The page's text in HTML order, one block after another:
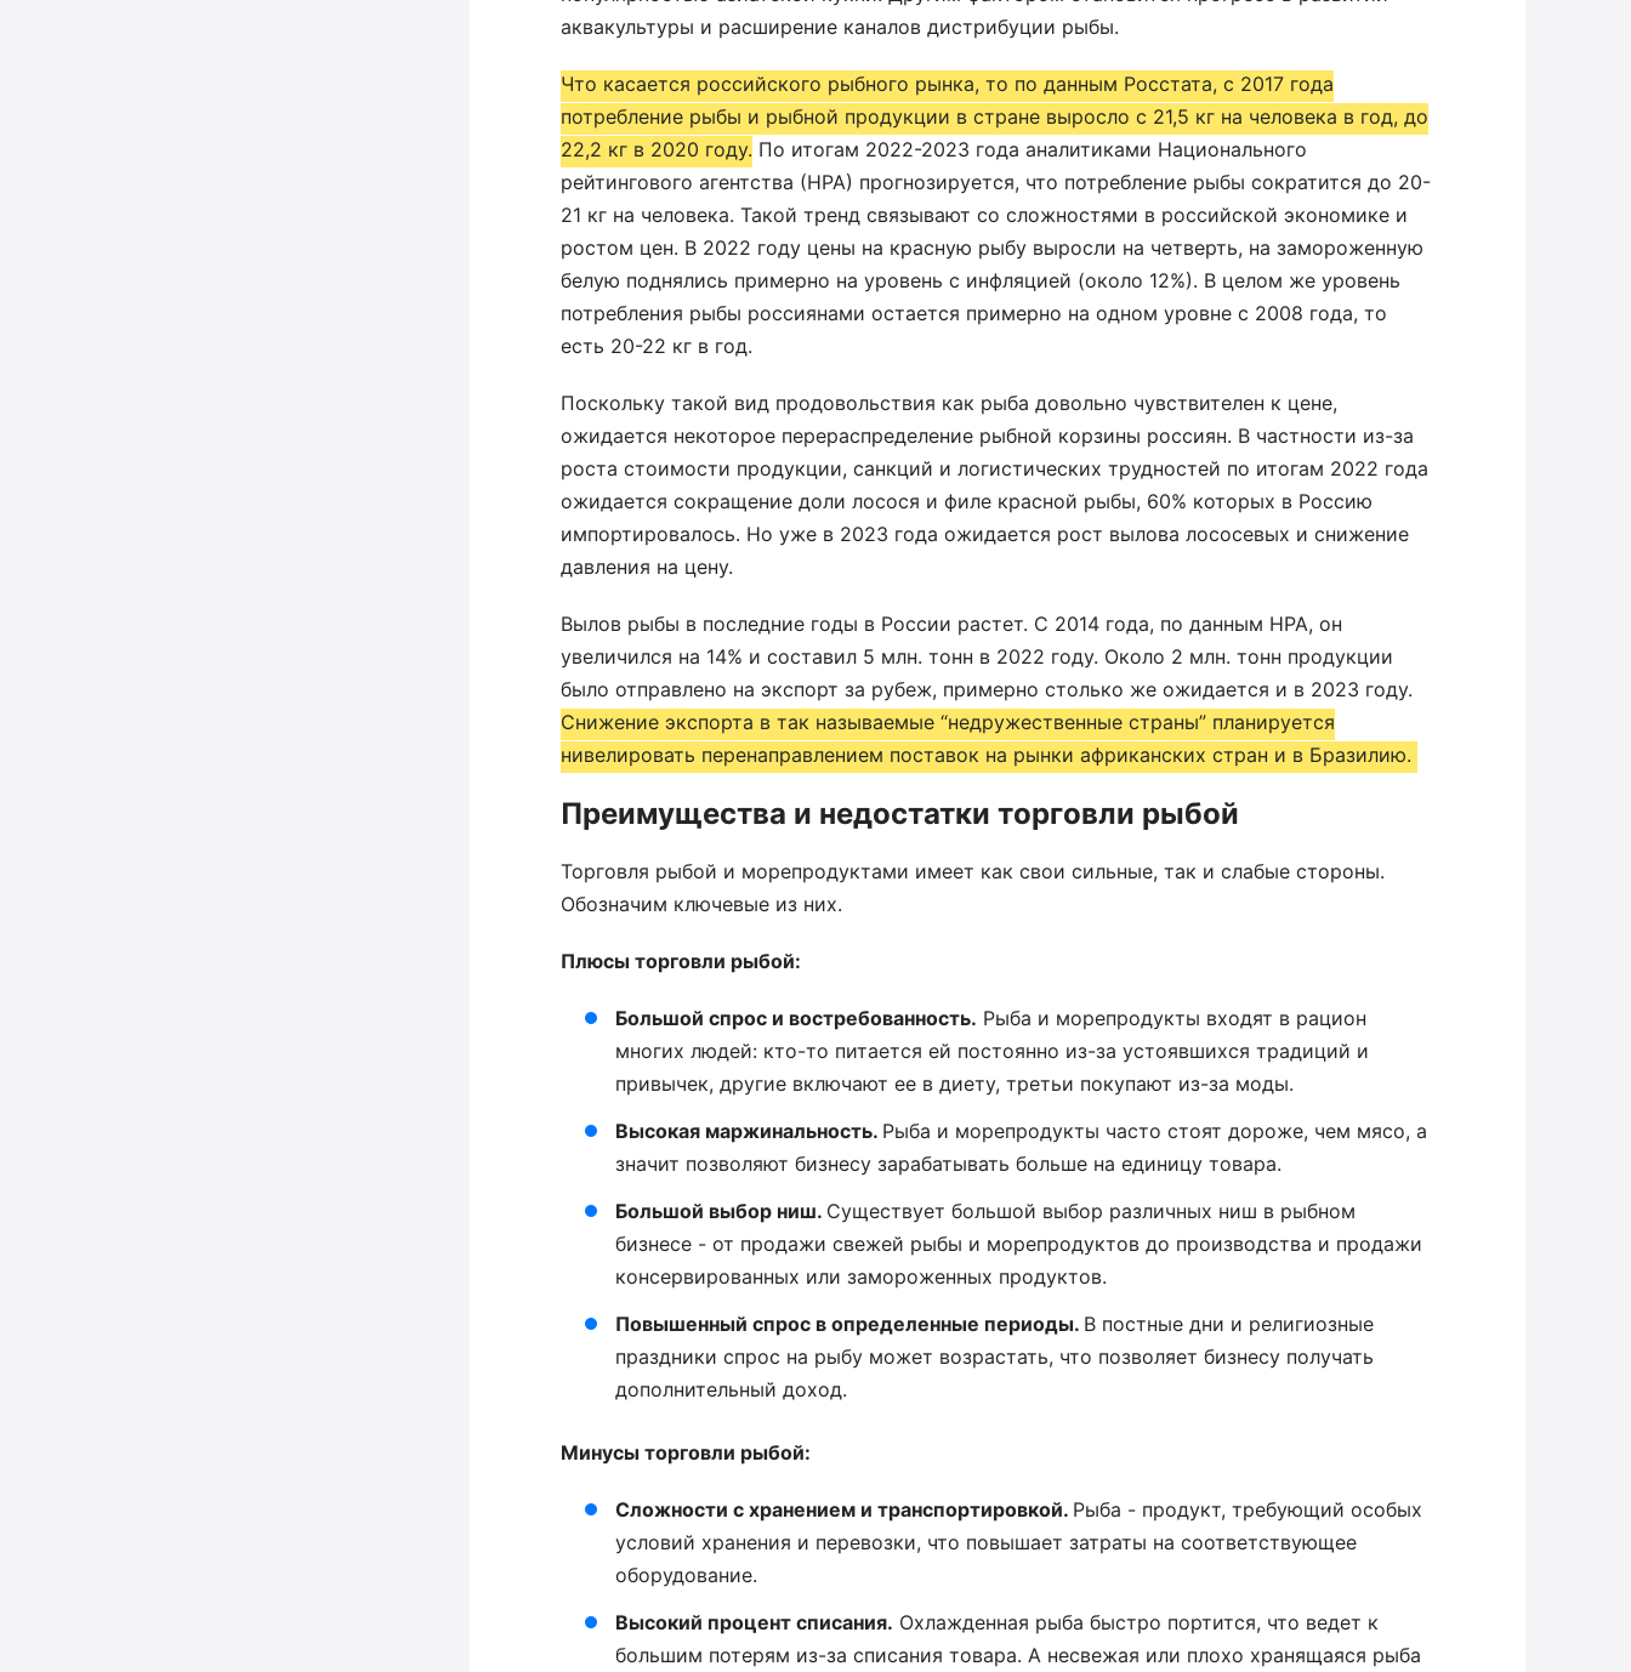
аквакультуры и расширение каналов дистрибуции рыбы.
Что касается российского рыбного рынка, то по данным Росстата, с 2017 года
потребление рыбы и рыбной продукции в стране выросло с 21,5 кг на человека в год, до
22,2 кг в 2020 году. По итогам 2022-2023 года аналитиками Национального
рейтингового агентства (НРА) прогнозируется, что потребление рыбы сократится до 20-
21 кг на человека. Такой тренд связывают со сложностями в российской экономике и
ростом цен. В 2022 году цены на красную рыбу выросли на четверть, на замороженную
белую поднялись примерно на уровень с инфляцией (около 12%). В целом же уровень
потребления рыбы россиянами остается примерно на одном уровне с 2008 года, то
есть 20-22 кг в год.
Поскольку такой вид продовольствия как рыба довольно чувствителен к цене,
ожидается некоторое перераспределение рыбной корзины россиян. В частности из-за
роста стоимости продукции, санкций и логистических трудностей по итогам 2022 года
ожидается сокращение доли лосося и филе красной рыбы, 60% которых в Россию
импортировалось. Но уже в 2023 года ожидается рост вылова лососевых и снижение
давления на цену.
Вылов рыбы в последние годы в России растет. С 2014 года, по данным НРА, он
увеличился на 14% и составил 5 млн. тонн в 2022 году. Около 2 млн. тонн продукции
было отправлено на экспорт за рубеж, примерно столько же ожидается и в 2023 году.
Снижение экспорта в так называемые “недружественные страны” планируется
нивелировать перенаправлением поставок на рынки африканских стран и в Бразилию.
Преимущества и недостатки торговли рыбой
Торговля рыбой и морепродуктами имеет как свои сильные, так и слабые стороны.
Обозначим ключевые из них.
Плюсы торговли рыбой:
Большой спрос и востребованность. Рыба и морепродукты входят в рацион
многих людей: кто-то питается ей постоянно из-за устоявшихся традиций и
привычек, другие включают ее в диету, третьи покупают из-за моды.
Высокая маржинальность. Рыба и морепродукты часто стоят дороже, чем мясо, а
значит позволяют бизнесу зарабатывать больше на единицу товара.
Большой выбор ниш. Существует большой выбор различных ниш в рыбном
бизнесе - от продажи свежей рыбы и морепродуктов до производства и продажи
консервированных или замороженных продуктов.
Повышенный спрос в определенные периоды. В постные дни и религиозные
праздники спрос на рыбу может возрастать, что позволяет бизнесу получать
дополнительный доход.
Минусы торговли рыбой:
Сложности с хранением и транспортировкой. Рыба - продукт, требующий особых
условий хранения и перевозки, что повышает затраты на соответствующее
оборудование.
Высокий процент списания. Охлажденная рыба быстро портится, что ведет к
большим потерям из-за списания товара. А несвежая или плохо хранящаяся рыба